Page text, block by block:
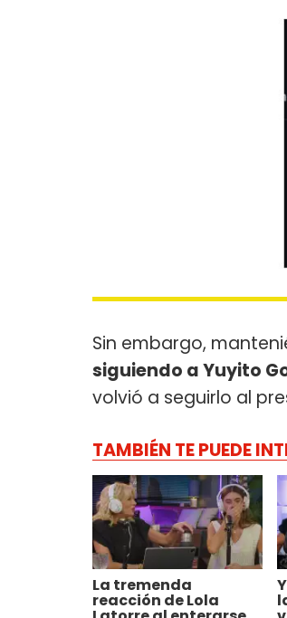
Sin embargo,
siguiendo a Yuyito
volvió a seguirlo al
TAMBIÉN TE PUEDE
La tremenda
reacción de Lola